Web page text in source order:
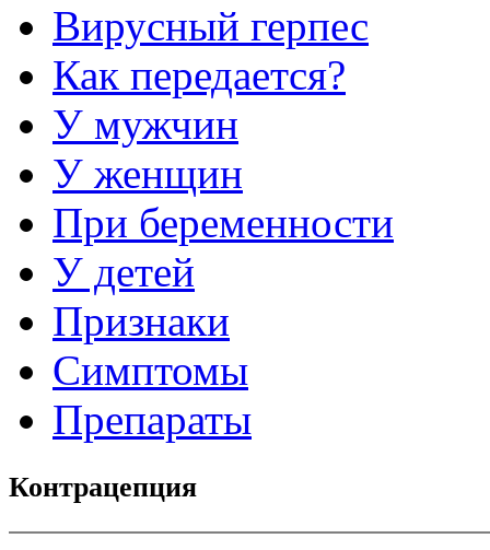
Вирусный герпес
Как передается?
У мужчин
У женщин
При беременности
У детей
Признаки
Симптомы
Препараты
Контрацепция